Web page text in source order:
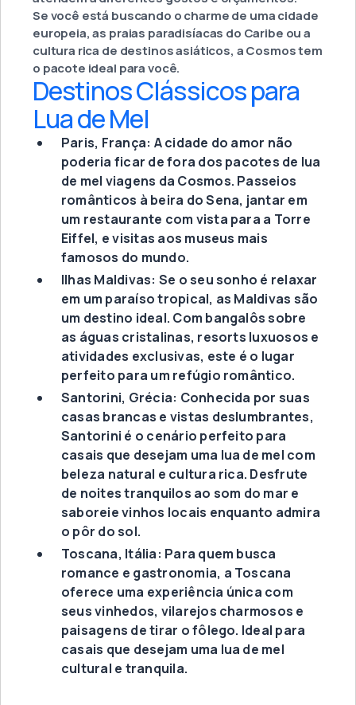
Se você está buscando o charme de uma cidade
europeia, as praias paradisíacas do Caribe ou a
cultura rica de destinos asiáticos, a Cosmos tem
o pacote ideal para você.
Destinos Clássicos para
Lua de Mel
Paris, França: A cidade do amor não
poderia ficar de fora dos pacotes de lua
de mel viagens da Cosmos. Passeios
românticos à beira do Sena, jantar em
um restaurante com vista para a Torre
Eiffel, e visitas aos museus mais
famosos do mundo.
Ilhas Maldivas: Se o seu sonho é relaxar
em um paraíso tropical, as Maldivas são
um destino ideal. Com bangalôs sobre
as águas cristalinas, resorts luxuosos e
atividades exclusivas, este é o lugar
perfeito para um refúgio romântico.
Santorini, Grécia: Conhecida por suas
casas brancas e vistas deslumbrantes,
Santorini é o cenário perfeito para
casais que desejam uma lua de mel com
beleza natural e cultura rica. Desfrute
de noites tranquilos ao som do mar e
saboreie vinhos locais enquanto admira
o pôr do sol.
Toscana, Itália: Para quem busca
romance e gastronomia, a Toscana
oferece uma experiência única com
seus vinhedos, vilarejos charmosos e
paisagens de tirar o fôlego. Ideal para
casais que desejam uma lua de mel
cultural e tranquila.